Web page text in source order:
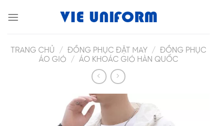
TRANG CHỦ / ĐỒNG PHỤC ĐẶT MAY / ĐỒNG PHỤC
ÁO GIÓ
/ ÁO KHOÁC GIÓ HÀN QUỐC